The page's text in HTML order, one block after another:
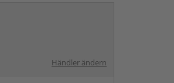
Händler ändern